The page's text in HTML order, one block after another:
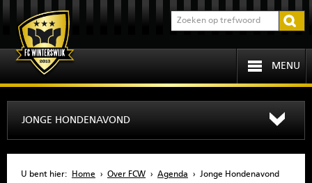
MENU
JONGE HONDENAVOND
U bent hier: Home › Over FCW › Agenda › Jonge Hondenavond